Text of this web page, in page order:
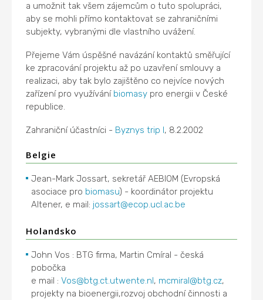
a umožnit tak všem zájemcům o tuto spolupráci,
aby se mohli přímo kontaktovat se zahraničními
subjekty, vybranými dle vlastního uvážení.
Přejeme Vám úspěšné navázání kontaktů směřující
ke zpracování projektu až po uzavření smlouvy a
realizaci, aby tak bylo zajištěno co nejvíce nových
zařízení pro využívání biomasy pro energii v České
republice.
Zahraniční účastníci - Byznys trip I, 8.2.2002
Belgie
Jean-Mark Jossart, sekretář AEBIOM (Evropská
asociace pro biomasu) - koordinátor projektu
Altener, e mail: jossart@ecop.ucl.ac.be
Holandsko
John Vos : BTG firma, Martin Cmíral - česká
pobočka
e mail :Vos@btg.ct.utwente.nl, mcmiral@btg.cz,
projekty na bioenergii,rozvoj obchodní činnosti a